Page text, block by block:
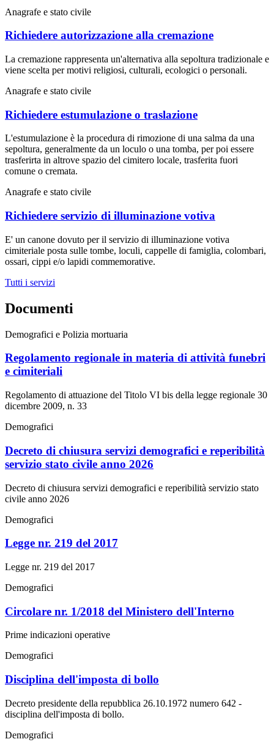
Anagrafe e stato civile
Richiedere autorizzazione alla cremazione
La cremazione rappresenta un'alternativa alla sepoltura tradizionale e
viene scelta per motivi religiosi, culturali, ecologici o personali.
Anagrafe e stato civile
Richiedere estumulazione o traslazione
L'estumulazione è la procedura di rimozione di una salma da una
sepoltura, generalmente da un loculo o una tomba, per poi essere
trasferirta in altrove spazio del cimitero locale, trasferita fuori
comune o cremata.
Anagrafe e stato civile
Richiedere servizio di illuminazione votiva
E' un canone dovuto per il servizio di illuminazione votiva
cimiteriale posta sulle tombe, loculi, cappelle di famiglia, colombari,
ossari, cippi e/o lapidi commemorative.
Tutti i servizi
Documenti
Demografici e Polizia mortuaria
Regolamento regionale in materia di attività funebri
e cimiteriali
Regolamento di attuazione del Titolo VI bis della legge regionale 30
dicembre 2009, n. 33
Demografici
Decreto di chiusura servizi demografici e reperibilità
servizio stato civile anno 2026
Decreto di chiusura servizi demografici e reperibilità servizio stato
civile anno 2026
Demografici
Legge nr. 219 del 2017
Legge nr. 219 del 2017
Demografici
Circolare nr. 1/2018 del Ministero dell'Interno
Prime indicazioni operative
Demografici
Disciplina dell'imposta di bollo
Decreto presidente della repubblica 26.10.1972 numero 642 -
disciplina dell'imposta di bollo.
Demografici